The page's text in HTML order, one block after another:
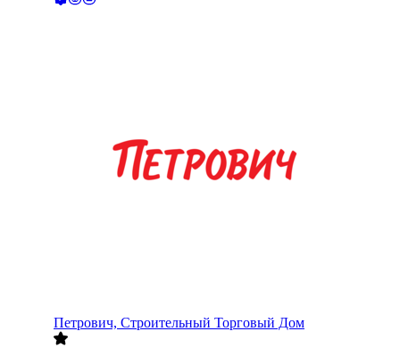
Петрович, Строительный Торговый Дом